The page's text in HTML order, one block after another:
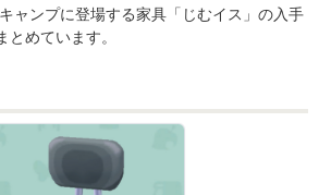
ャンプに登場する家具「じむイス」の入手
めています。